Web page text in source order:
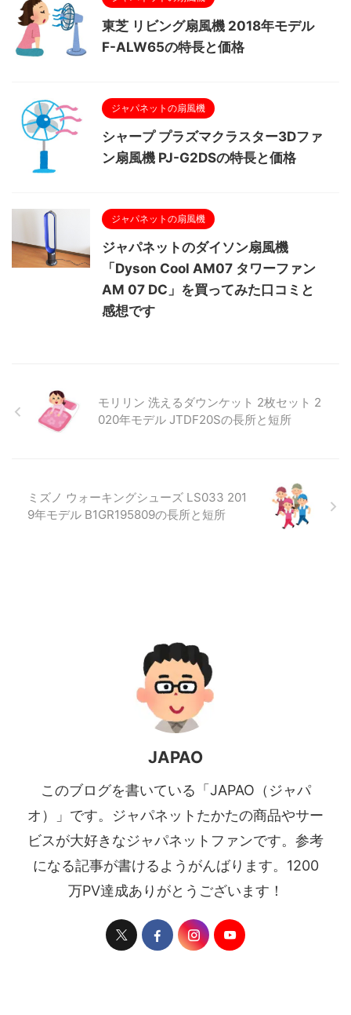
東芝 リビング扇風機 2018年モデル
F-ALW65の特長と価格
ジャパネットの扇風機
シャープ プラズマクラスター3Dファ
ン扇風機 PJ-G2DSの特長と価格
ジャパネットの扇風機
ジャパネットのダイソン扇風機
「Dyson Cool AM07 タワーファン
AM 07 DC」を買ってみた口コミと
感想です
モリリン 洗えるダウンケット 2枚セット 2
020年モデル JTDF20Sの長所と短所
ミズノ ウォーキングシューズ LS033 201
9年モデル B1GR195809の長所と短所
JAPAO
このブログを書いている「JAPAO（ジャパ
オ）」です。ジャパネットたかたの商品やサー
ビスが大好きなジャパネットファンです。参考
になる記事が書けるようがんばります。1200
万PV達成ありがとうございます！